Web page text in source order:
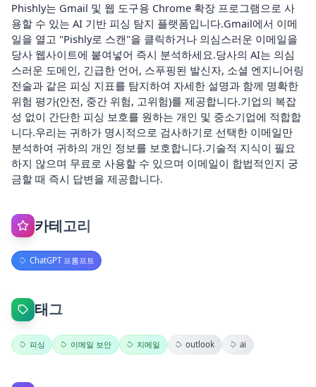
Phishly는 Gmail 및 웹 도구용 Chrome 확장 프로그램으로 사
용할 수 있는 AI 기반 피싱 탐지 플랫폼입니다.Gmail에서 이메
일을 열고 "Pishly로 스캔"을 클릭하거나 의심스러운 이메일을
당사 웹사이트에 붙여넣어 즉시 분석하세요.당사의 AI는 의심
스러운 도메인, 긴급한 언어, 스푸핑된 발신자, 소셜 엔지니어링
전술과 같은 피싱 지표를 탐지하여 자세한 설명과 함께 명확한
위험 평가(안전, 중간 위험, 고위험)를 제공합니다.기업의 복잡
성 없이 간단한 피싱 보호를 원하는 개인 및 중소기업에 적합합
니다.우리는 귀하가 명시적으로 검사하기로 선택한 이메일만
분석하여 귀하의 개인 정보를 보호합니다.기술적 지식이 필요
하지 않으며 무료로 사용할 수 있으며 이메일이 합법적인지 궁
금할 때 즉시 답변을 제공합니다.
카테고리
ChatGPT 프롬프트
태그
피싱 이메일 보안 지메일 outlook ai